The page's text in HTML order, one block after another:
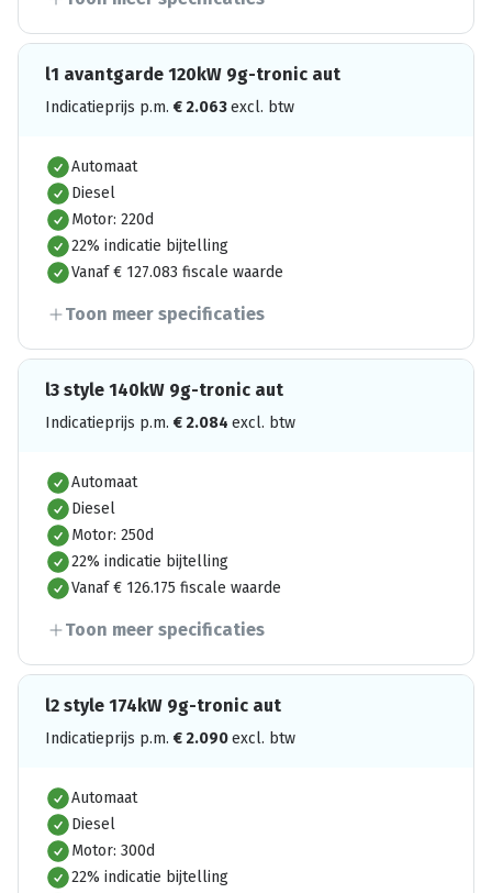
l1 avantgarde 120kW 9g-tronic aut
Indicatieprijs p.m. € 2.063excl. btw
Automaat
Diesel
Motor: 220d
22% indicatie bijtelling
Vanaf € 127.083 fiscale waarde
Toon meer specificaties
l3 style 140kW 9g-tronic aut
Indicatieprijs p.m. € 2.084 excl. btw
Automaat
Diesel
Motor: 250d
22% indicatie bijtelling
Vanaf € 126.175 fiscale waarde
Toon meer specificaties
l2 style 174kW 9g-tronic aut
Indicatieprijs p.m. € 2.090excl. btw
Automaat
Diesel
Motor: 300d
22% indicatie bijtelling